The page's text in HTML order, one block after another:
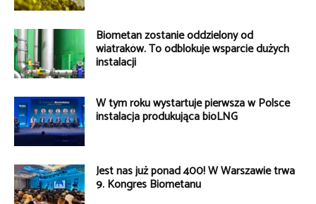
Biometan zostanie oddzielony od
wiatraków. To odblokuje wsparcie dużych
instalacji
W tym roku wystartuje pierwsza w Polsce
instalacja produkująca bioLNG
Jest nas już ponad 400! W Warszawie trwa
9. Kongres Biometanu